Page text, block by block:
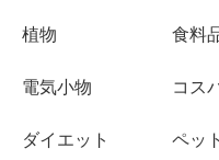
植物 食料
電気小物 コス
ダイエット ペット